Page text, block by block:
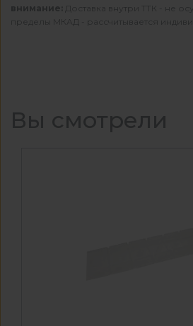
внимание: Доставка внутри ТТК - не
пределы МКАД - рассчитывается
Вы смотрели